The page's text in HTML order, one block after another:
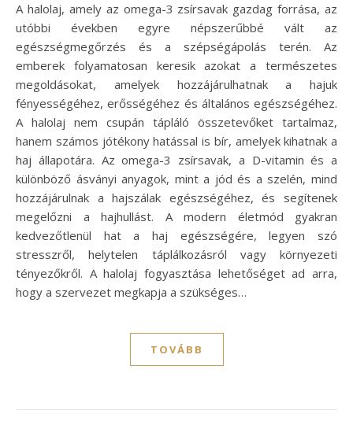
A halolaj, amely az omega-3 zsírsavak gazdag forrása, az
utóbbi években egyre népszerűbbé vált az
egészségmegőrzés és a szépségápolás terén. Az
emberek folyamatosan keresik azokat a természetes
megoldásokat, amelyek hozzájárulhatnak a hajuk
fényességéhez, erősségéhez és általános egészségéhez.
A halolaj nem csupán tápláló összetevőket tartalmaz,
hanem számos jótékony hatással is bír, amelyek kihatnak a
haj állapotára. Az omega-3 zsírsavak, a D-vitamin és a
különböző ásványi anyagok, mint a jód és a szelén, mind
hozzájárulnak a hajszálak egészségéhez, és segítenek
megelőzni a hajhullást. A modern életmód gyakran
kedvezőtlenül hat a haj egészségére, legyen szó
stresszről, helytelen táplálkozásról vagy környezeti
tényezőkről. A halolaj fogyasztása lehetőséget ad arra,
hogy a szervezet megkapja a szükséges…
TOVÁBB